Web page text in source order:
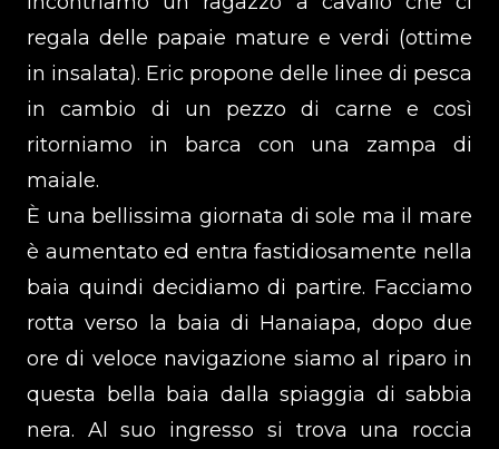
regala delle papaie mature e verdi (ottime
in insalata). Eric propone delle linee di pesca
in cambio di un pezzo di carne e così
ritorniamo in barca con una zampa di
maiale.
È una bellissima giornata di sole ma il mare
è aumentato ed entra fastidiosamente nella
baia quindi decidiamo di partire. Facciamo
rotta verso la baia di Hanaiapa, dopo due
ore di veloce navigazione siamo al riparo in
questa bella baia dalla spiaggia di sabbia
nera. Al suo ingresso si trova una roccia